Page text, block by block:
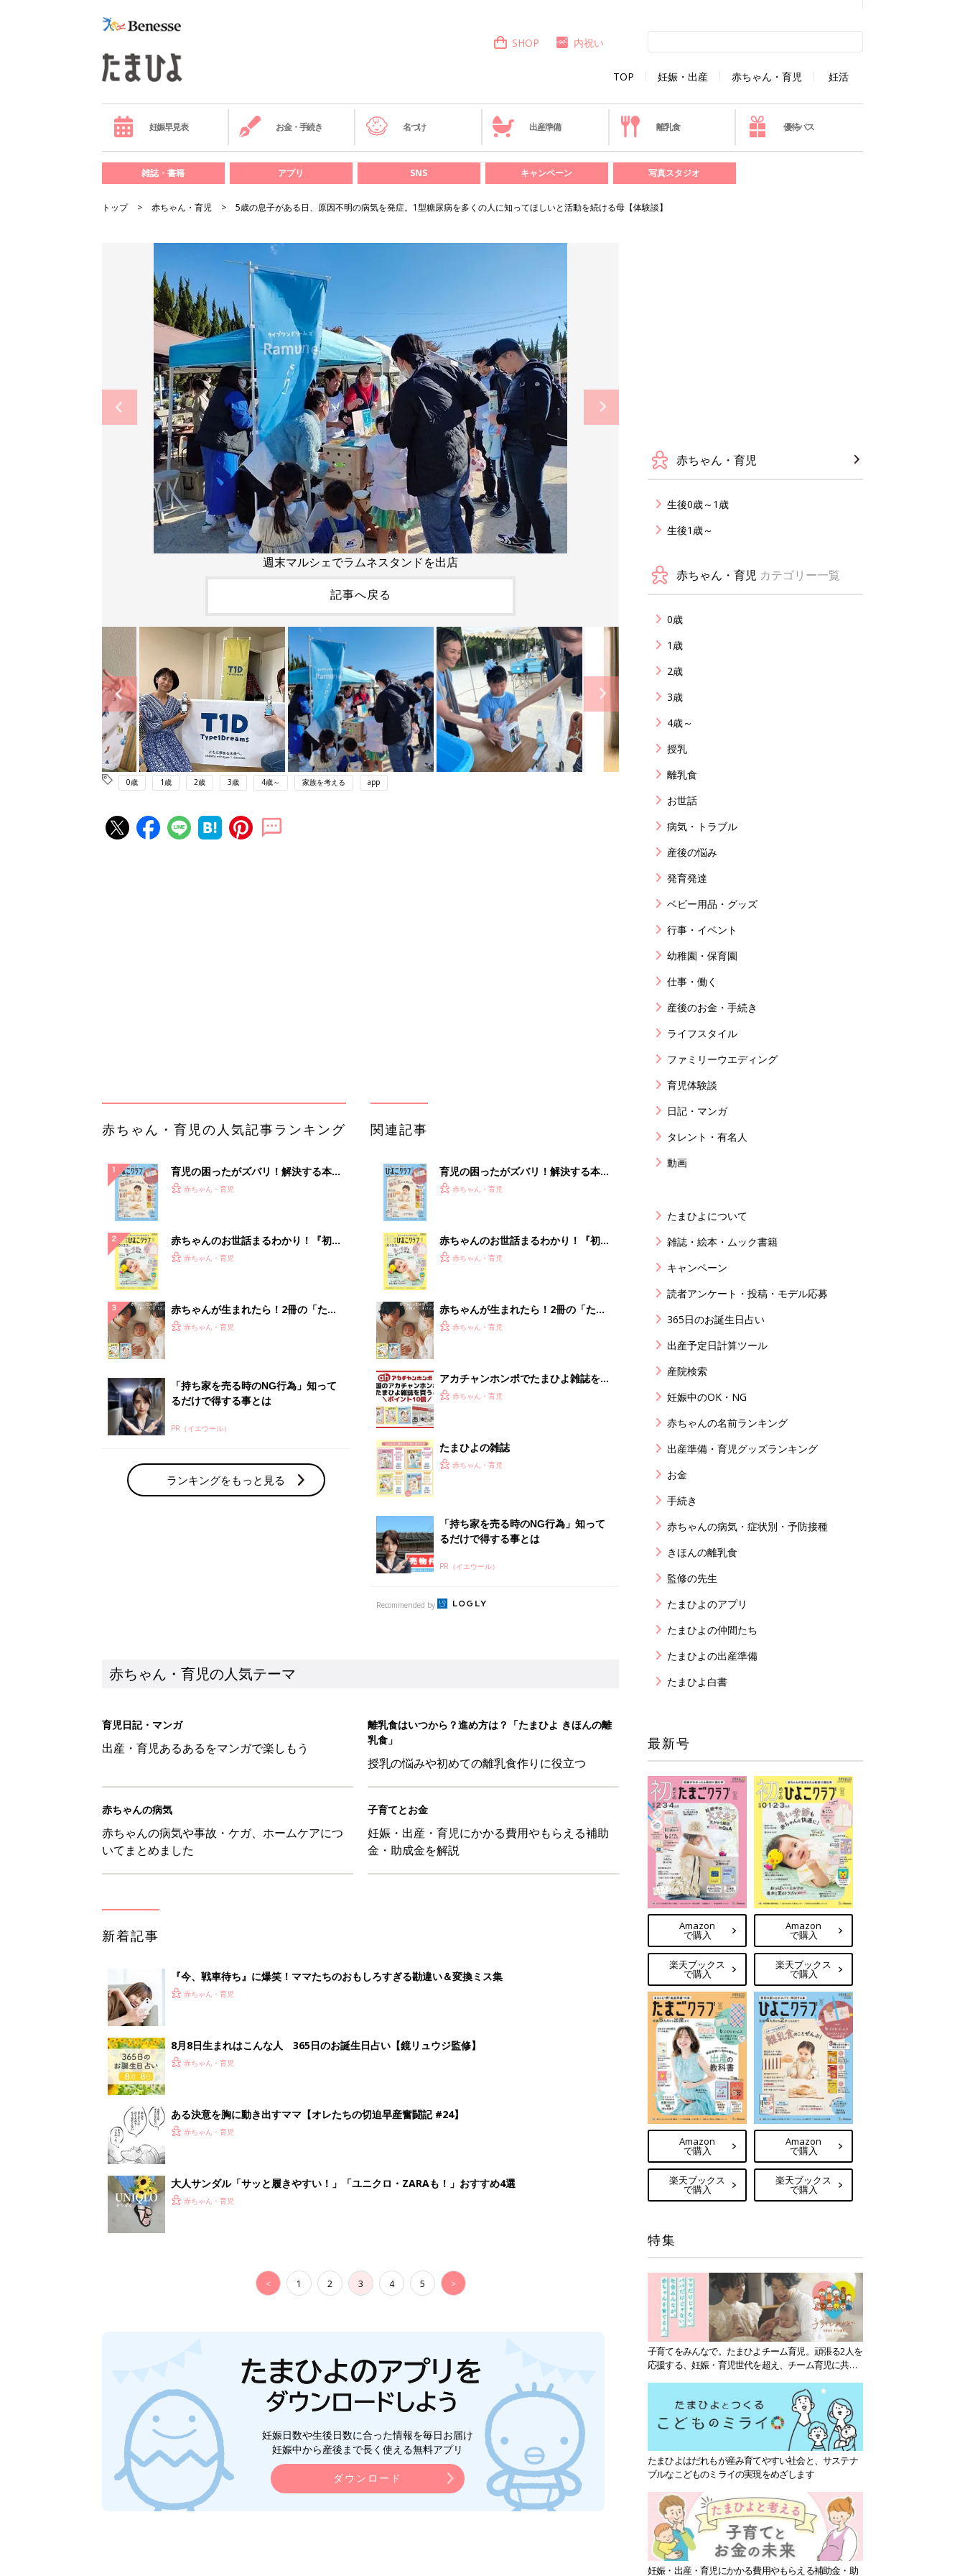
TOP 妊娠・出産 赤ちゃん・育児 妊活
SHOP 内祝い
妊娠早見表 お金・手続き 名づけ 出産準備 離乳食 優待パス
雑誌・書籍 アプリ SNS キャンペーン 写真スタジオ
トップ 赤ちゃん・育児 5歳の息子がある日、原因不明の病気を発症。1型糖尿病を多くの人に知ってほしいと活動を続ける母【体験談】
週末マルシェでラムネスタンドを出店
記事へ戻る
0歳 1歳 2歳 3歳 4歳～ 家族を考える app
るだけで得する事とは
PR（イエウール）
ランキングをもっと見る
るだけで得する事とは
PR（イエウール）
赤ちゃん・育児の人気テーマ
育児日記・マンガ
離乳食はいつから？進め方は？「たまひよ きほんの離
授乳の悩みや初めての離乳食作りに役立つ
子育てとお金
妊娠・出産・育児にかかる費用やもらえる補助
金・助成金を解説
『今、戦車待ち』に爆笑！ママたちのおもしろすぎる勘違い＆変換ミス集
赤ちゃん・育児
8月8日生まれはこんな人 365日のお誕生日占い【鏡リュウジ監修】
赤ちゃん・育児
ある決意を胸に動き出すママ【オレたちの切迫早産奮闘記 #24】
< 1 2 3 4 5 >
赤ちゃん・育児
生後0歳～1歳
生後1歳～
赤ちゃん・育児 カテゴリー一覧
0歳
1歳
2歳
3歳
4歳～
授乳
離乳食
お世話
病気・トラブル
産後の悩み
発育発達
ベビー用品・グッズ
行事・イベント
幼稚園・保育園
仕事・働く
産後のお金・手続き
ライフスタイル
ファミリーウエディング
育児体験談
日記・マンガ
タレント・有名人
動画
たまひよについて
雑誌・絵本・ムック書籍
キャンペーン
読者アンケート・投稿・モデル応募
365日のお誕生日占い
出産予定日計算ツール
産院検索
妊娠中のOK・NG
赤ちゃんの名前ランキング
出産準備・育児グッズランキング
お金
手続き
赤ちゃんの病気・症状別・予防接種
きほんの離乳食
監修の先生
たまひよのアプリ
たまひよの仲間たち
たまひよの出産準備
たまひよ白書
最新号
Amazon
で購入
楽天ブックス
で購入
Amazon
で購入
楽天ブックス
で購入
Amazon
で購入
楽天ブックス
で購入
Amazon
で購入
楽天ブックス
で購入
特集
子育てをみんなで。たまひよチーム育児。頑張る2人を
応援する、妊娠・育児世代を超え、チーム育児に共感
たまひよはだれもが産み育てやすい社会と、サステナ
ブルなこどものミライの実現をめざします
妊娠・出産・育児にかかる費用やもらえる補助金・助